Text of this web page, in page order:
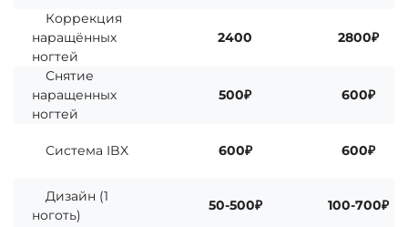
Коррекция
наращённых
ногтей
2400 2800₽
Снятие
наращенных
ногтей
500₽ 600₽
Система IBX 600₽ 600₽
Дизайн (1
ноготь)
50-500₽ 100-700₽